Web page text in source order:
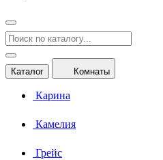
Каталог Комнаты
Карина
Камелия
Грейс